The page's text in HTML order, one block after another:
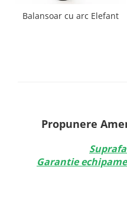
Balansoar cu arc Elefant
Propunere
Garantie